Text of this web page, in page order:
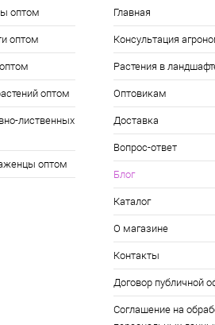
оптом
оптом
оптом
лиственных
оптом
Главная
Консультация
Растения в
Оптовикам
Доставка
Вопрос-ответ
Блог
Каталог
О магазине
Контакты
Договор публичной
Соглашение на